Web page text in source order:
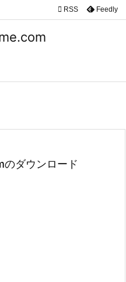


 RSS Feedly
ダウンロード